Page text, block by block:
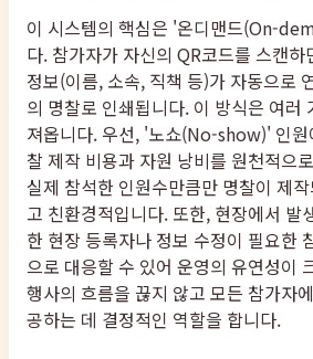
이 시스템의 핵심은 '온디맨드(On-
다. 참가자가 자신의 QR코드를 스캔하
정보(이름, 소속, 직책 등)가 자동으로
의 명찰로 인쇄됩니다. 이 방식은 여러
져옵니다. 우선, '노쇼(No-show)' 인원
찰 제작 비용과 자원 낭비를 원천적으
실제 참석한 인원수만큼만 명찰이 제
고 친환경적입니다. 또한, 현장에서 발
한 현장 등록자나 정보 수정이 필요한
으로 대응할 수 있어 운영의 유연성이
행사의 흐름을 끊지 않고 모든 참가자
공하는 데 결정적인 역할을 합니다.